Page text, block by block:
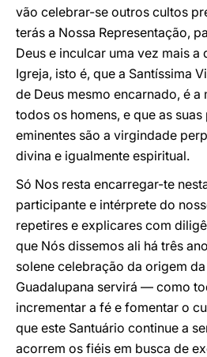
vão celebrar-se outros cultos
terás a Nossa Representação,
Deus e inculcar uma vez mais a
Igreja, isto é, que a Santíssima
de Deus mesmo encarnado, é a
todos os homens, e que as
eminentes são a virgindade
divina e igualmente espiritual.
Só Nos resta encarregar-te
participante e intérprete do
repetires e explicares com
que Nós dissemos ali há três
solene celebração da origem
Guadalupana servirá — como
incrementar a fé e fomentar o
que este Santuário continue a
acorrem os fiéis em busca de